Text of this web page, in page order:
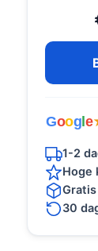
Goog e
1-2
Hoge
30